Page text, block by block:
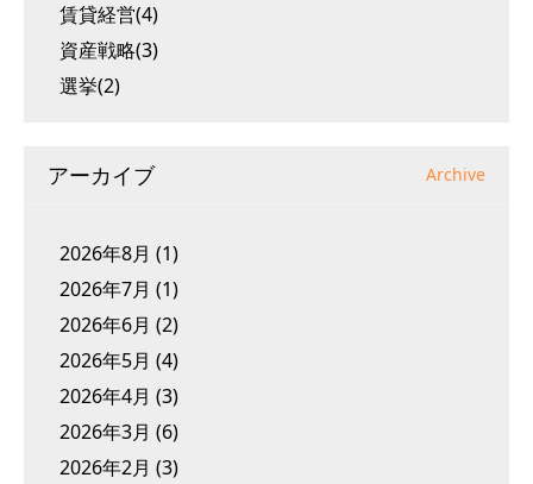
賃貸経営(4)
資産戦略(3)
選挙(2)
アーカイブ Archive
2026年8月 (1)
2026年7月 (1)
2026年6月 (2)
2026年5月 (4)
2026年4月 (3)
2026年3月 (6)
2026年2月 (3)